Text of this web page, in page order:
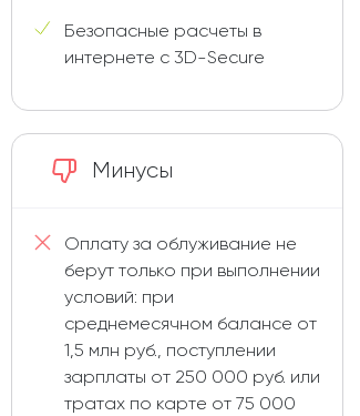
Безопасные расчеты в
интернете с 3D-Secure
Минусы
Оплату за облуживание не
берут только при выполнении
условий: при
среднемесячном балансе от
1,5 млн руб., поступлении
зарплаты от 250 000 руб. или
тратах по карте от 75 000